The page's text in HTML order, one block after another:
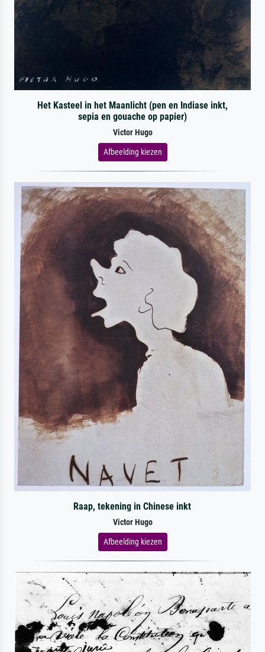
Het Kasteel in het Maanlicht (pen en Indiase inkt,
sepia en gouache op papier)
Victor Hugo
Afbeelding kiezen
Raap, tekening in Chinese inkt
Victor Hugo
Afbeelding kiezen